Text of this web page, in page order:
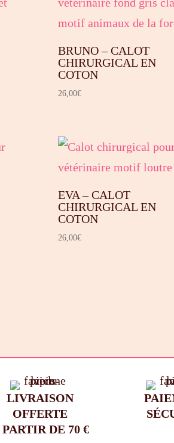
BRUNO – CALOT
CHIRURGICAL EN
COTON
26,00€
EVA – CALOT
CHIRURGICAL EN
COTON
26,00€
LIVRAISON
OFFERTE
PARTIR DE 70 €